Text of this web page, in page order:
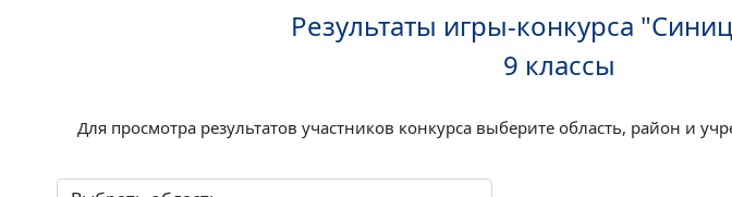
Результаты игры-конкурса
9 классы
Для просмотра результатов участников конкурса выберите область, район и